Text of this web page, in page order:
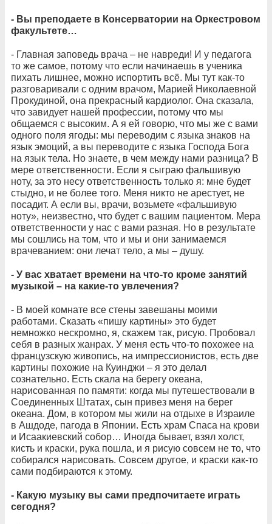
- Вы преподаете в Консерватории на Оркестровом
факультете…
- Главная заповедь врача – не навреди! И у педагога
то же самое, потому что если начинаешь в ученика
пихать лишнее, можно испортить всё. Мы тут как-то
разговаривали с одним врачом, Марией Николаевной
Прокудиной, она прекрасный кардиолог. Она сказала,
что завидует нашей профессии, потому что мы
общаемся с высоким. А я ей говорю, что мы же с вами
одного поля ягоды: мы переводим с языка знаков на
язык эмоций, а вы переводите с языка Господа Бога
на язык тела. Но знаете, в чем между нами разница? В
мере ответственности. Если я сыграю фальшивую
ноту, за это несу ответственность только я: мне будет
стыдно, и не более того. Меня никто не арестует, не
посадит. А если вы, врачи, возьмете «фальшивую
ноту», неизвестно, что будет с вашим пациентом. Мера
ответственности у нас с вами разная. Но в результате
мы сошлись на том, что и мы и они занимаемся
врачеванием: они лечат тело, а мы – душу.
- У вас хватает времени на что-то кроме занятий
музыкой – на какие-то увлечения?
- В моей комнате все стены завешаны моими
работами. Сказать «пишу картины» это будет
немножко нескромно, я, скажем так, рисую. Пробовал
себя в разных жанрах. У меня есть что-то похожее на
французскую живопись, на импрессионистов, есть две
картины похожие на Куинджи – я это делал
сознательно. Есть скала на берегу океана,
нарисованная по памяти: когда мы путешествовали в
Соединенных Штатах, сын привез меня на берег
океана. Дом, в котором мы жили на отдыхе в Израиле
в Ашдоде, пагода в Японии. Есть храм Спаса на крови
и Исаакиевский собор… Иногда бывает, взял холст,
кисть и краски, рука пошла, и я рисую совсем не то, что
собирался нарисовать. Совсем другое, и краски как-то
сами подбираются к этому.
- Какую музыку вы сами предпочитаете играть
сегодня?